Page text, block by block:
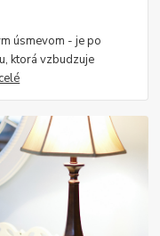
úsmevom - je po
ktorá vzbudzuje